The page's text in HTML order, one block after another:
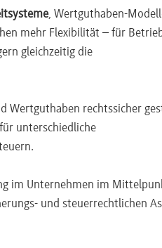
, Wertguthaben-
mehr Flexibilität – für
gleichzeitig die
Wertguthaben rechtssicher
unterschiedliche
im Unternehmen im
und steuerrechtlichen